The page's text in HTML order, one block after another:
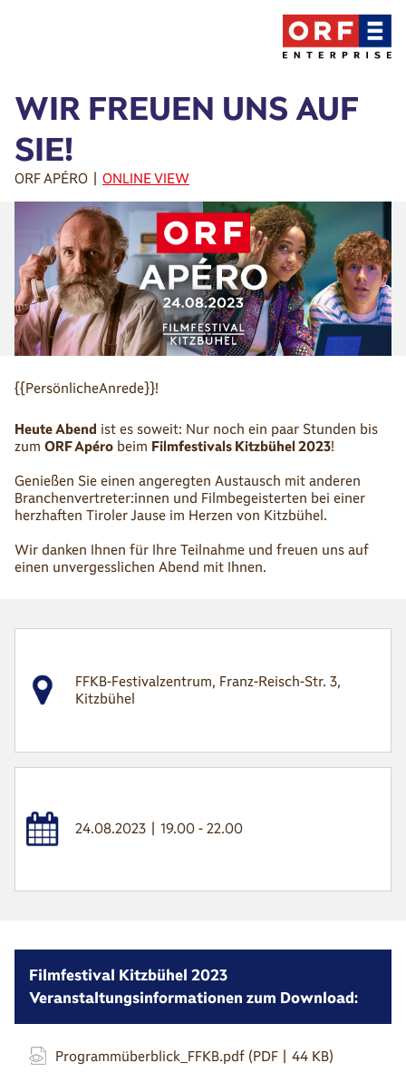
WIR FREUEN UNS AUF
SIE!
ORF APÉRO | ONLINE VIEW
{{PersönlicheAnrede}}!
Heute Abend ist es soweit: Nur noch ein paar Stunden bis
zum ORF Apéro beim Filmfestivals Kitzbühel 2023!
Genießen Sie einen angeregten Austausch mit anderen
Branchenvertreter:innen und Filmbegeisterten bei einer
herzhaften Tiroler Jause im Herzen von Kitzbühel.
Wir danken Ihnen für Ihre Teilnahme und freuen uns auf
einen unvergesslichen Abend mit Ihnen.
FFKB-Festivalzentrum, Franz-Reisch-Str. 3,
Kitzbühel
24.08.2023 | 19.00 - 22.00
Filmfestival Kitzbühel 2023
Veranstaltungsinformationen zum Download:
Programmüberblick_FFKB.pdf (PDF | 44 KB)